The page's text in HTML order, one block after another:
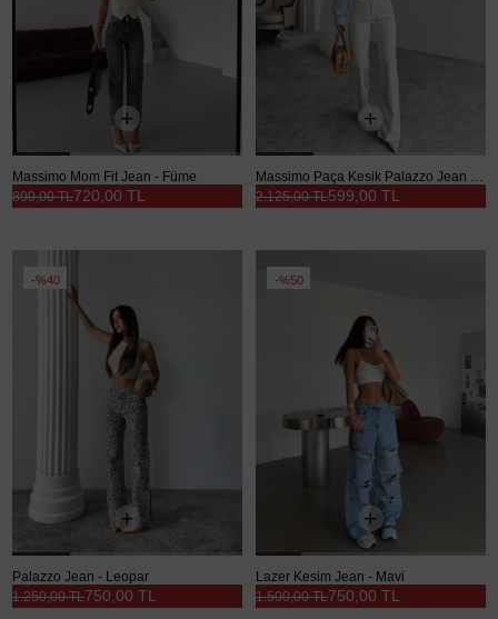
Massimo Mom Fit Jean - Füme
720,00 TL
800,00 TL
Massimo Paça Kesik Palazzo Jean - Beyaz
599,00 TL
2.125,00 TL
%40
Palazzo Jean - Leopar
750,00 TL
1.250,00 TL
%50
Lazer Kesim Jean - Mavi
750,00 TL
1.500,00 TL